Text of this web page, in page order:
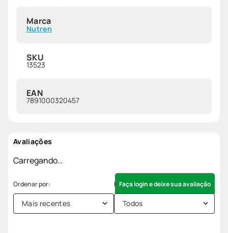
Marca
Nutren
SKU
13523
EAN
7891000320457
Avaliações
Carregando…
Faça login e deixe sua avaliação
Mais recentes Todos